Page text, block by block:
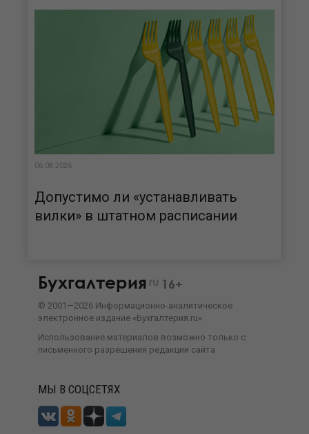
06.08.2026
Допустимо ли «устанавливать
вилки» в штатном расписании
Бухгалтерия ru 16+
© 2001—2026 Информационно-аналитическое
электронное издание «Бухгалтерия.ru»
Использование материалов возможно только с
письменного разрешения редакции сайта
МЫ В СОЦСЕТЯХ